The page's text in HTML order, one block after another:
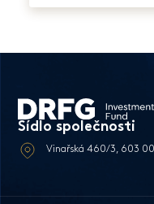
Sídlo společnosti
Vinařská 460/3, 603 00